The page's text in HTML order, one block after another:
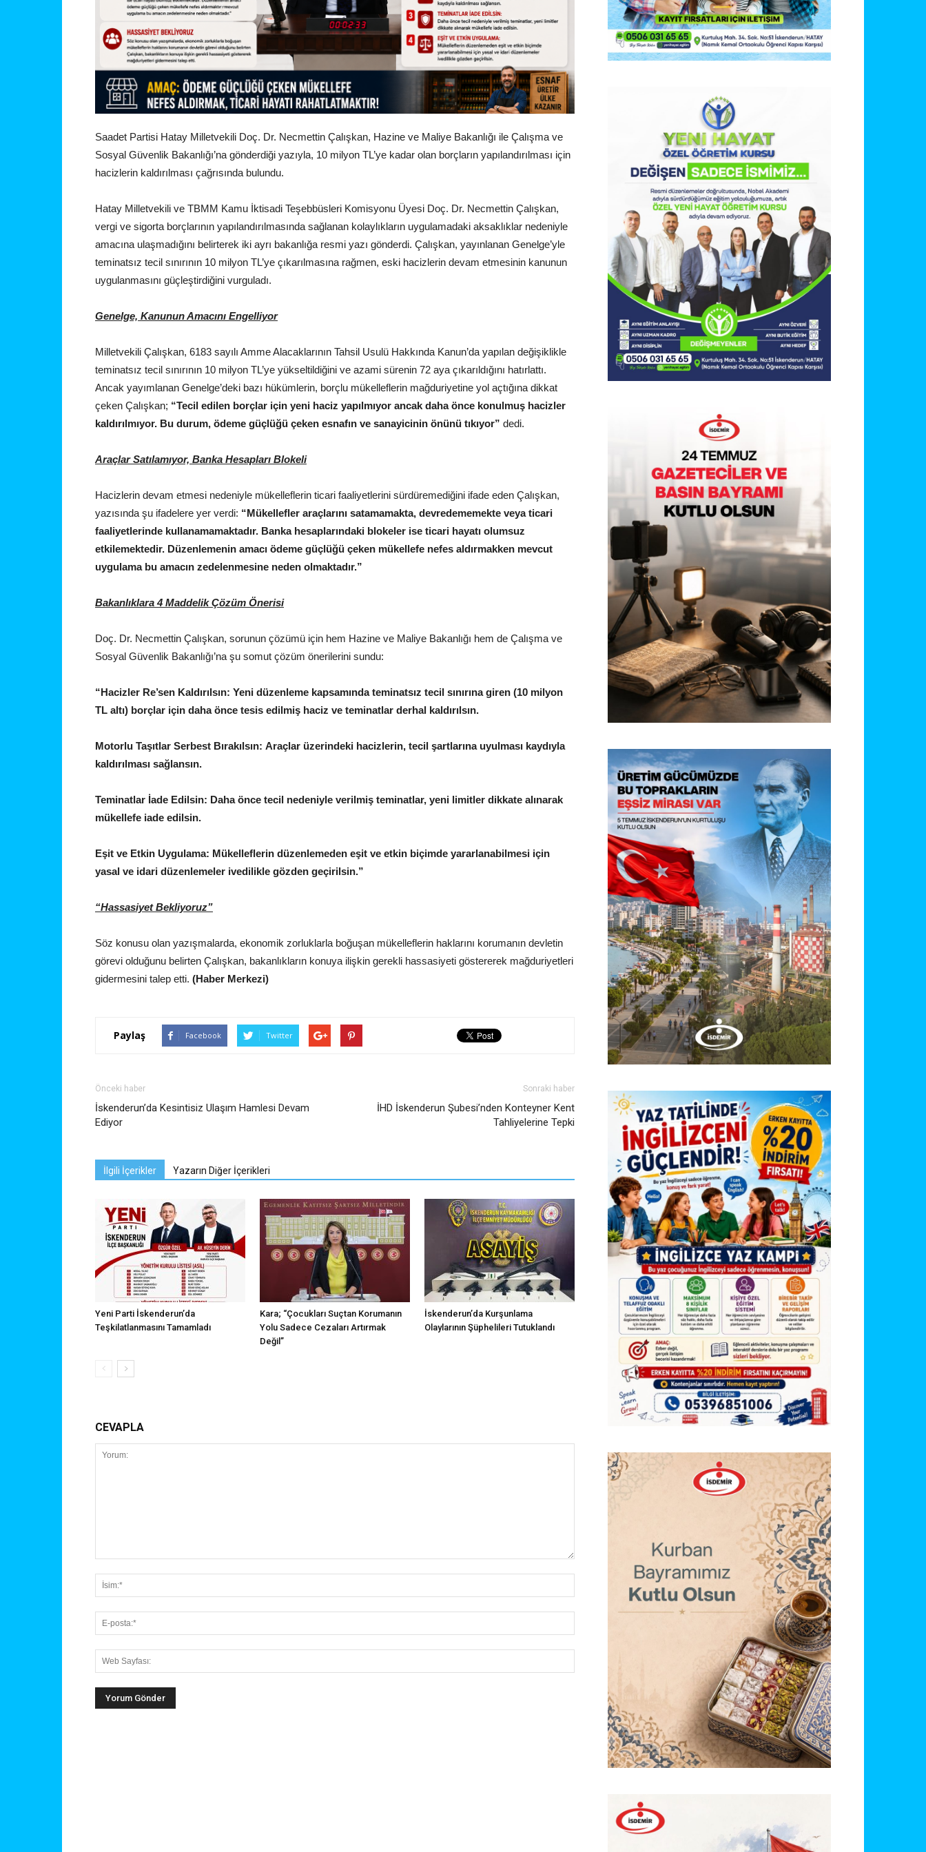
Saadet Partisi Hatay Milletvekili Doç. Dr. Necmettin Çalışkan, Hazine ve Maliye Bakanlığı ile Çalışma ve
Sosyal Güvenlik Bakanlığı’na gönderdiği yazıyla, 10 milyon TL’ye kadar olan borçların yapılandırılması için
hacizlerin kaldırılması çağrısında bulundu.
Hatay Milletvekili ve TBMM Kamu İktisadi Teşebbüsleri Komisyonu Üyesi Doç. Dr. Necmettin Çalışkan,
vergi ve sigorta borçlarının yapılandırılmasında sağlanan kolaylıkların uygulamadaki aksaklıklar nedeniyle
amacına ulaşmadığını belirterek iki ayrı bakanlığa resmi yazı gönderdi. Çalışkan, yayınlanan Genelge’yle
teminatsız tecil sınırının 10 milyon TL’ye çıkarılmasına rağmen, eski hacizlerin devam etmesinin kanunun
uygulanmasını güçleştirdiğini vurguladı.
Genelge, Kanunun Amacını Engelliyor
Milletvekili Çalışkan, 6183 sayılı Amme Alacaklarının Tahsil Usulü Hakkında Kanun’da yapılan değişiklikle
teminatsız tecil sınırının 10 milyon TL’ye yükseltildiğini ve azami sürenin 72 aya çıkarıldığını hatırlattı.
Ancak yayımlanan Genelge’deki bazı hükümlerin, borçlu mükelleflerin mağduriyetine yol açtığına dikkat
çeken Çalışkan; “Tecil edilen borçlar için yeni haciz yapılmıyor ancak daha önce konulmuş hacizler
kaldırılmıyor. Bu durum, ödeme güçlüğü çeken esnafın ve sanayicinin önünü tıkıyor” dedi.
Araçlar Satılamıyor, Banka Hesapları Blokeli
Hacizlerin devam etmesi nedeniyle mükelleflerin ticari faaliyetlerini sürdüremediğini ifade eden Çalışkan,
yazısında şu ifadelere yer verdi: “Mükellefler araçlarını satamamakta, devredememekte veya ticari
faaliyetlerinde kullanamamaktadır. Banka hesaplarındaki blokeler ise ticari hayatı olumsuz
etkilemektedir. Düzenlemenin amacı ödeme güçlüğü çeken mükellefe nefes aldırmakken mevcut
uygulama bu amacın zedelenmesine neden olmaktadır.”
Bakanlıklara 4 Maddelik Çözüm Önerisi
Doç. Dr. Necmettin Çalışkan, sorunun çözümü için hem Hazine ve Maliye Bakanlığı hem de Çalışma ve
Sosyal Güvenlik Bakanlığı’na şu somut çözüm önerilerini sundu:
“Hacizler Re’sen Kaldırılsın: Yeni düzenleme kapsamında teminatsız tecil sınırına giren (10 milyon
TL altı) borçlar için daha önce tesis edilmiş haciz ve teminatlar derhal kaldırılsın.
Motorlu Taşıtlar Serbest Bırakılsın: Araçlar üzerindeki hacizlerin, tecil şartlarına uyulması kaydıyla
kaldırılması sağlansın.
Teminatlar İade Edilsin: Daha önce tecil nedeniyle verilmiş teminatlar, yeni limitler dikkate alınarak
mükellefe iade edilsin.
Eşit ve Etkin Uygulama: Mükelleflerin düzenlemeden eşit ve etkin biçimde yararlanabilmesi için
yasal ve idari düzenlemeler ivedilikle gözden geçirilsin.”
“Hassasiyet Bekliyoruz”
Söz konusu olan yazışmalarda, ekonomik zorluklarla boğuşan mükelleflerin haklarını korumanın devletin
görevi olduğunu belirten Çalışkan, bakanlıkların konuya ilişkin gerekli hassasiyeti göstererek mağduriyetleri
gidermesini talep etti. (Haber Merkezi)
Paylaş Facebook Twitter
Önceki haber
İskenderun’da Kesintisiz Ulaşım Hamlesi Devam
Ediyor
Sonraki haber
İHD İskenderun Şubesi’nden Konteyner Kent
Tahliyelerine Tepki
İlgili İçerikler Yazarın Diğer İçerikleri
Yeni Parti İskenderun’da
Teşkilatlanmasını Tamamladı
Kara; “Çocukları Suçtan Korumanın
Yolu Sadece Cezaları Artırmak
Değil”
İskenderun’da Kurşunlama
Olaylarının Şüphelileri Tutuklandı
CEVAPLA